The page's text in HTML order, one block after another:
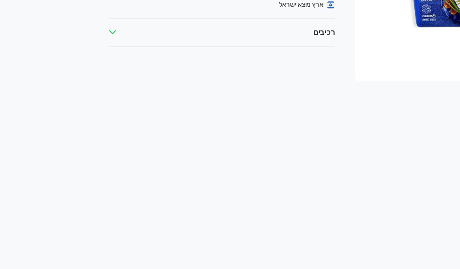
ארץ מוצא ישראל
רכיבים